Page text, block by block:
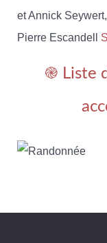
et Annick Seywert,
Pierre Escandell
֎ Liste